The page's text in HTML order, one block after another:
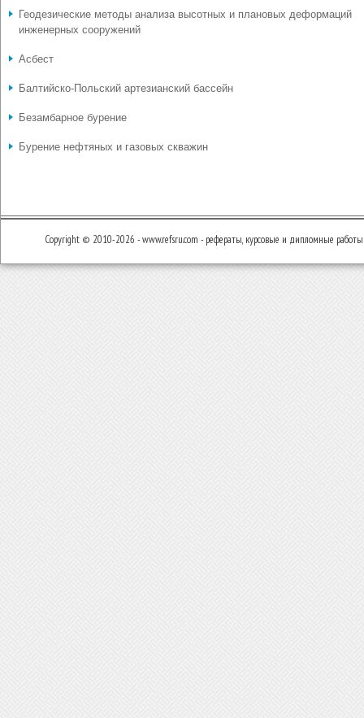
Геодезические методы анализа высотных и плановых деформаций
инженерных сооружений
Асбест
Балтийско-Польский артезианский бассейн
Безамбарное бурение
Бурение нефтяных и газовых скважин
Copyright © 2010-2026 - www.refsru.com - рефераты, курсовые и дипломные работы